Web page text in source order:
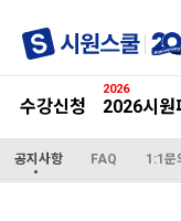
수강신청 2026시원
2026
공지사항 FAQ 1:1문